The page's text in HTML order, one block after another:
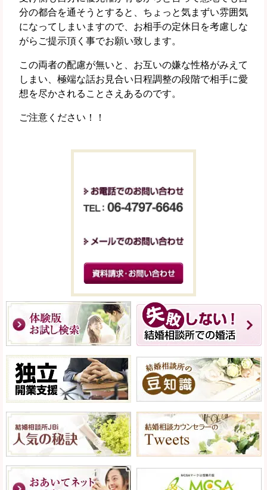
分の都合を通そうとすると、ちょっと気まずい雰囲気
になってしまいますので、お相手の定休日を考慮しな
がらご提示頂く事でお願い致します。
この両者の配慮が無いと、お互いの嫌な性格がみえて
しまい、極端な話お見合い日程調整の段階で相手に愛
想を尽かされることさえあるのです。
ご注意ください！！